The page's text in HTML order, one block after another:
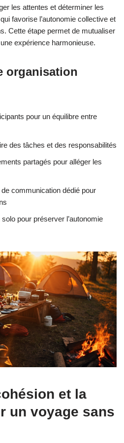
les attentes et déterminer les
favorise l’autonomie collective et
Cette étape permet de mutualiser
expérience harmonieuse.
organisation
pour un équilibre entre
des tâches et des responsabilités
partagés pour alléger les
communication dédié pour
pour préserver l’autonomie
et la
un voyage sans